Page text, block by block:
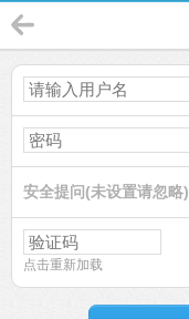
安全提问(未设置请忽略)
点击重新加载